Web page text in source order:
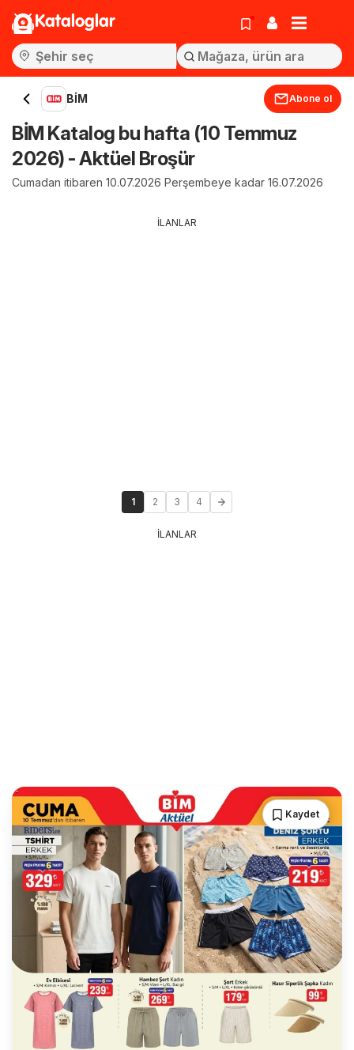
Kataloglar
BİM Abone ol
BİM Katalog bu hafta (10 Temmuz
2026) - Aktüel Broşür
Cumadan itibaren 10.07.2026 Perşembeye kadar 16.07.2026
İLANLAR
1 2 3 4
İLANLAR
Kaydet